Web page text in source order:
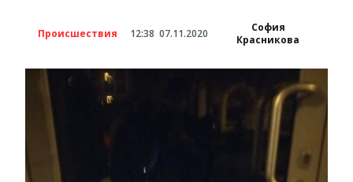
Происшествия 12:38 07.11.2020
София
Красникова